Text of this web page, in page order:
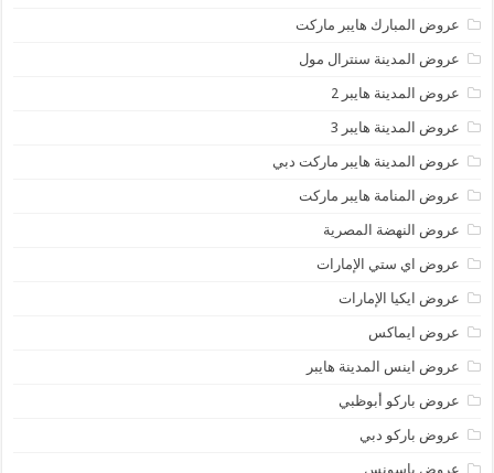
عروض المبارك هايبر ماركت
عروض المدينة سنترال مول
عروض المدينة هايبر 2
عروض المدينة هايبر 3
عروض المدينة هايبر ماركت دبي
عروض المنامة هايبر ماركت
عروض النهضة المصرية
عروض اي ستي الإمارات
عروض ايكيا الإمارات
عروض ايماكس
عروض اينس المدينة هايبر
عروض باركو أبوظبي
عروض باركو دبي
عروض باسونس